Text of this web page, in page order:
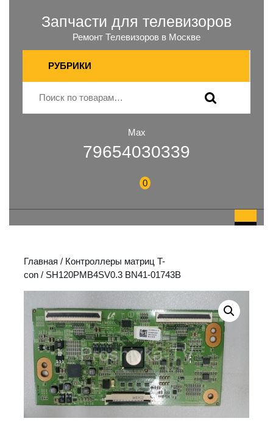
Запчасти для телевизоров
Ремонт Телевизоров в Москве
РУБРИКИ
Max
79654030339
0
Главная / Контроллеры матриц T-
con / SH120PMB4SV0.3 BN41-01743B